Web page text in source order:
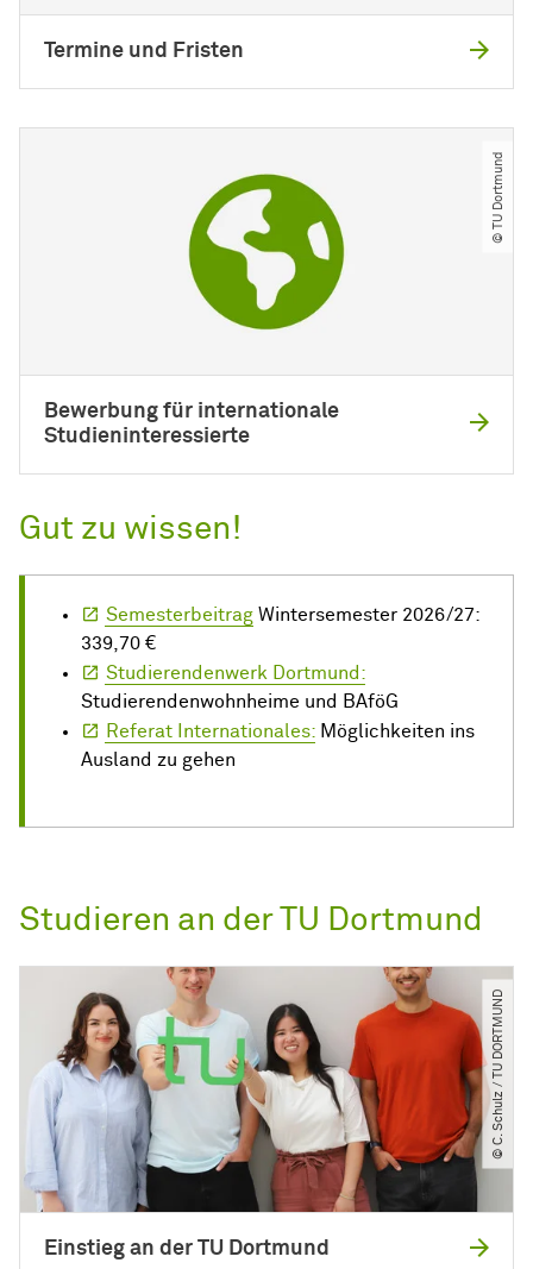
Termine und Fristen
© TU Dortmund
Bewerbung für internationale
Studieninteressierte
Gut zu wissen!
Semesterbeitrag Wintersemester 2026/27:
339,70 €
Studierendenwerk Dortmund:
Studierendenwohnheime und BAföG
Referat Internationales: Möglichkeiten ins
Ausland zu gehen
Studieren an der TU Dortmund
© C. Schulz ​/​ TU DORTMUND
Einstieg an der TU Dortmund